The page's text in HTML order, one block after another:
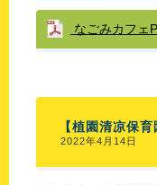
なごみカフェ
【植園清凉保
2022年4月14日